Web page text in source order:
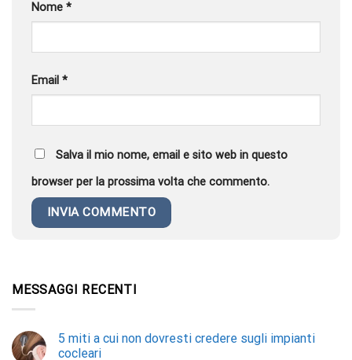
Nome *
Email *
Salva il mio nome, email e sito web in questo
browser per la prossima volta che commento.
MESSAGGI RECENTI
5 miti a cui non dovresti credere sugli impianti
cocleari